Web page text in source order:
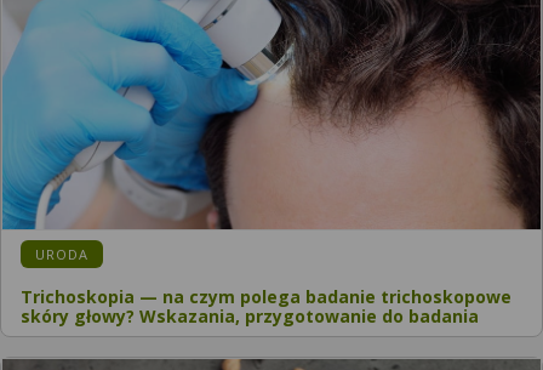
URODA
Trichoskopia — na czym polega badanie trichoskopowe
skóry głowy? Wskazania, przygotowanie do badania